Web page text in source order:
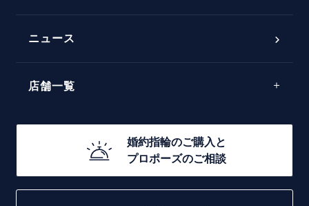
ラインメレ
モード
エレガント
30万円台～
20万円台～
10万円台～
ニュース
店舗一覧
函館店
婚約指輪のご購入と
プロポーズのご相談